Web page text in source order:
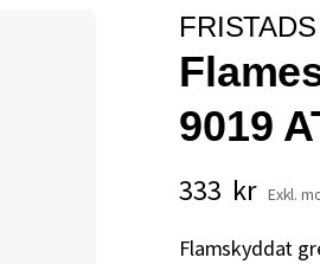
FRISTADS
9019
333 kr
Flamskyddat